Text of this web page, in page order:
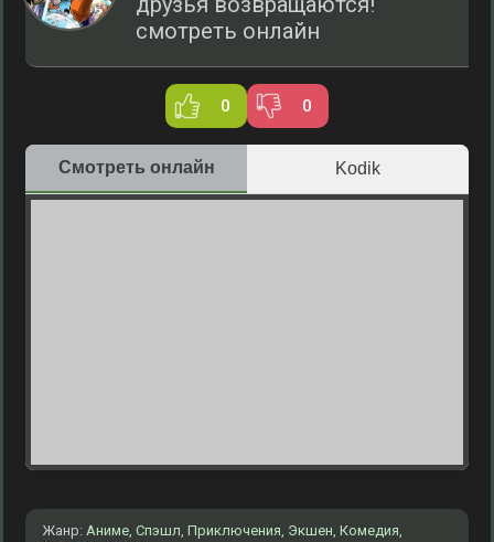
смотреть онлайн
0 0
Смотреть онлайн Kodik
Жанр: Аниме, Спэшл, Приключения, Экшен, Комедия,